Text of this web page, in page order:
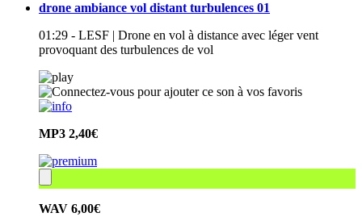
drone ambiance vol distant turbulences 01
01:29 - LESF | Drone en vol à distance avec léger vent
provoquant des turbulences de vol
MP3 2,40€
WAV 6,00€